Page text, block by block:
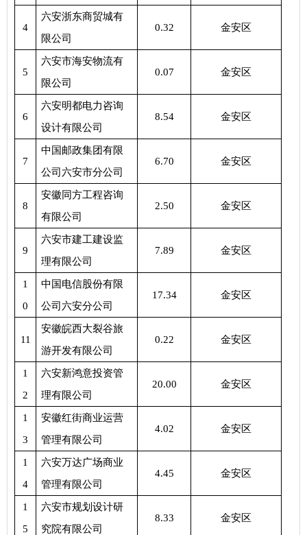
4
六安浙东商贸城有
限公司
0.32 金安区
5
六安市海安物流有
限公司
0.07 金安区
6
六安明都电力咨询
设计有限公司
8.54 金安区
7
中国邮政集团有限
公司六安市分公司
6.70 金安区
8
安徽同方工程咨询
有限公司
2.50 金安区
9
六安市建工建设监
理有限公司
7.89 金安区
1
0
中国电信股份有限
公司六安分公司
17.34 金安区
11
安徽皖西大裂谷旅
游开发有限公司
0.22 金安区
1
2
六安新鸿意投资管
理有限公司
20.00 金安区
1
3
安徽红街商业运营
管理有限公司
4.02 金安区
1
4
六安万达广场商业
管理有限公司
4.45 金安区
1
5
六安市规划设计研
究院有限公司
8.33 金安区